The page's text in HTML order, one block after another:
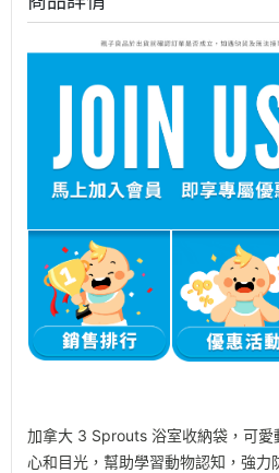
加拿大 3 Sprouts 浴室收納袋，可愛
心和目光，幫助學習動物認知，強力